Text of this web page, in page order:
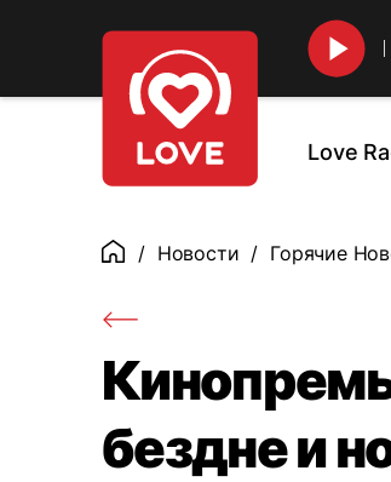
Love
ГлавнаяНовости Горячие
бездне и